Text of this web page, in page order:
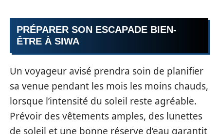
PRÉPARER SON ESCAPADE BIEN-
ÊTRE À SIWA
Un voyageur avisé prendra soin de planifier
sa venue pendant les mois les moins chauds,
lorsque l’intensité du soleil reste agréable.
Prévoir des vêtements amples, des lunettes
de soleil et une bonne réserve d’eau garantit